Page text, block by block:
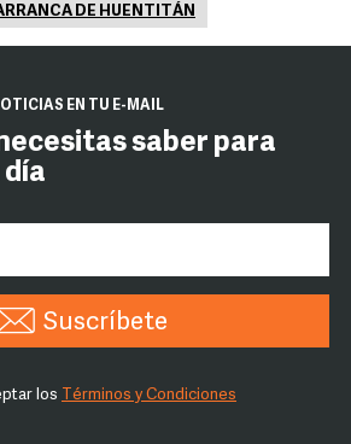
DE HUENTITÁN
EN TU E-MAIL
saber para
Suscríbete
los Términos y Condiciones